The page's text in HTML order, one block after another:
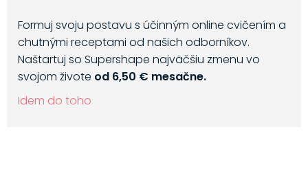
Formuj svoju postavu s účinným online cvičením a
chutnými receptami od našich odborníkov.
Naštartuj so Supershape najväčšiu zmenu vo
svojom živote od 6,50 € mesačne.
Idem do toho